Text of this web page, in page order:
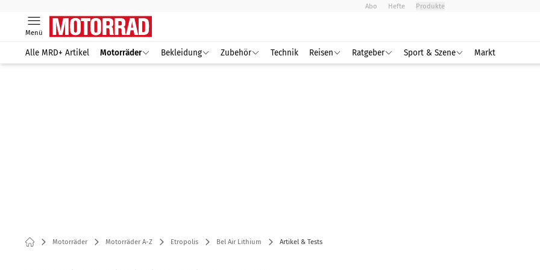
Abo Hefte Produkte
Menü
Alle MRD+ Artikel Motorräder Bekleidung Zubehör Technik Reisen Ratgeber Sport & Szene Markt
Motorräder Motorräder A-Z Etropolis Bel Air Lithium Artikel & Tests